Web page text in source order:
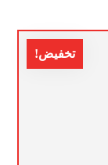
تخفيض!